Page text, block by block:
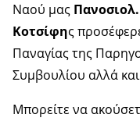
Ναού μας
Κοτσίφης
Παναγίας της
Συμβουλίου αλλά
Μπορείτε να